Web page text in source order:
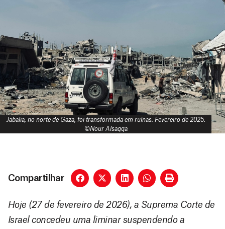
Jabalia, no norte de Gaza, foi transformada em ruínas. Fevereiro de 2025.
©Nour Alsaqqa
Compartilhar
Hoje (27 de fevereiro de 2026), a Suprema Corte de
Israel concedeu uma liminar suspendendo a